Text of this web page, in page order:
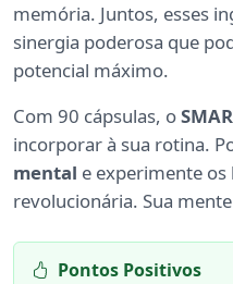
memória. Juntos, esses
sinergia poderosa que
potencial máximo.
Com 90 cápsulas, o
incorporar à sua rotina.
mental e experimente
revolucionária. Sua
Pontos Positivos